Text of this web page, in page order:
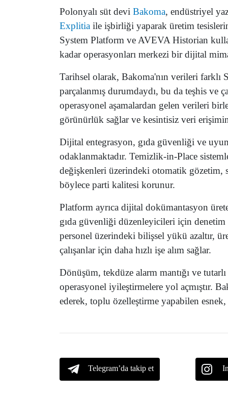
Polonyalı süt devi Bakoma, endüstriyel
Explitia ile işbirliği yaparak üretim
System Platform ve AVEVA Historian
kadar operasyonları merkezi bir dijital
Tarihsel olarak, Bakoma'nın verileri farklı
parçalanmış durumdaydı, bu da teşhis ve
operasyonel aşamalardan gelen verileri
görünürlük sağlar ve kesintisiz veri
Dijital entegrasyon, gıda güvenliği ve
odaklanmaktadır. Temizlik-in-Place
değişkenleri üzerindeki otomatik gözetim,
böylece parti kalitesi korunur.
Platform ayrıca dijital dokümantasyon
gıda güvenliği düzenleyicileri için
personel üzerindeki bilişsel yükü azaltır,
çalışanlar için daha hızlı işe alım sağlar.
Dönüşüm, tekdüze alarm mantığı ve
operasyonel iyileştirmelere yol açmıştır.
ederek, toplu özelleştirme yapabilen
Telegram’da takip et